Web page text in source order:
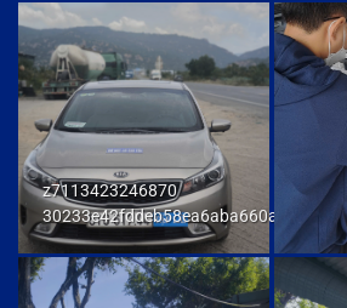
z7113423246870
30233e42fddeb58ea6aba660ab436cb9